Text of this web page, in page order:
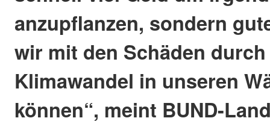
anzupflanzen, sondern
wir mit den Schäden
Klimawandel in unseren
können“, meint BUND-